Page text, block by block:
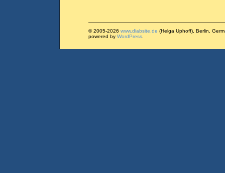
© 2005-2026 www.diabsite.de (Helga Uphoff), Berlin,
powered by WordPress.